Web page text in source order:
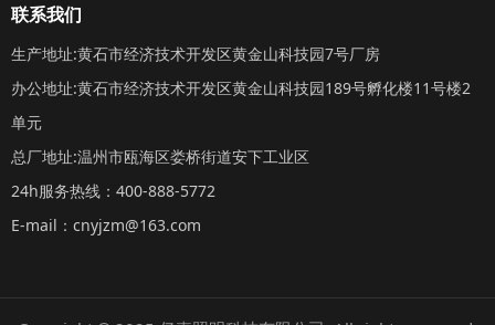
联系我们
生产地址:黄石市经济技术开发区黄金山科技园7号厂房
办公地址:黄石市经济技术开发区黄金山科技园189号孵化楼11号楼2
单元
总厂地址:温州市瓯海区娄桥街道安下工业区
24h服务热线：400-888-5772
E-mail：cnyjzm@163.com